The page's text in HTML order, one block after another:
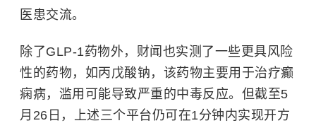
医患交流。
除了GLP-1药物外，财闻也实测了一些更具风险
性的药物，如丙戊酸钠，该药物主要用于治疗癫
痫病，滥用可能导致严重的中毒反应。但截至5
月26日，上述三个平台仍可在1分钟内实现开方